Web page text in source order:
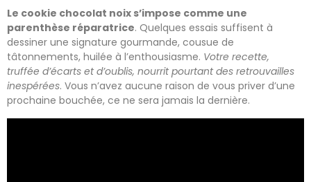
Le cookie chocolat noix s’impose comme une
parenthèse réparatrice. Quelques essais suffisent à
dessiner une signature gourmande, cousue de
tâtonnements, huilée à l’enthousiasme. Votre recette,
truffée d’écarts et d’oublis, nourrit pourtant des retrouvailles
inespérées. Vous n’avez aucune raison de vous priver d’une
prochaine bouchée, ce ne sera jamais la dernière.